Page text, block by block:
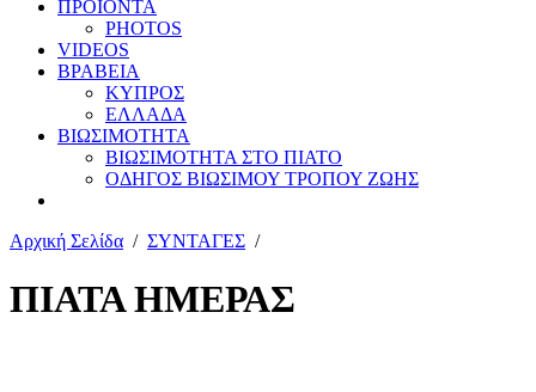
ΠΡΟΪΟΝΤΑ
PHOTOS
VIDEOS
ΒΡΑΒΕΙΑ
ΚΥΠΡΟΣ
ΕΛΛΑΔΑ
ΒΙΩΣΙΜΟΤΗΤΑ
ΒΙΩΣΙΜΟΤΗΤΑ ΣΤΟ ΠΙΑΤΟ
ΟΔΗΓΟΣ ΒΙΩΣΙΜΟΥ ΤΡΟΠΟΥ ΖΩΗΣ
Αρχική Σελίδα / ΣΥΝΤΑΓΕΣ /
ΠΙΑΤΑ ΗΜΕΡΑΣ